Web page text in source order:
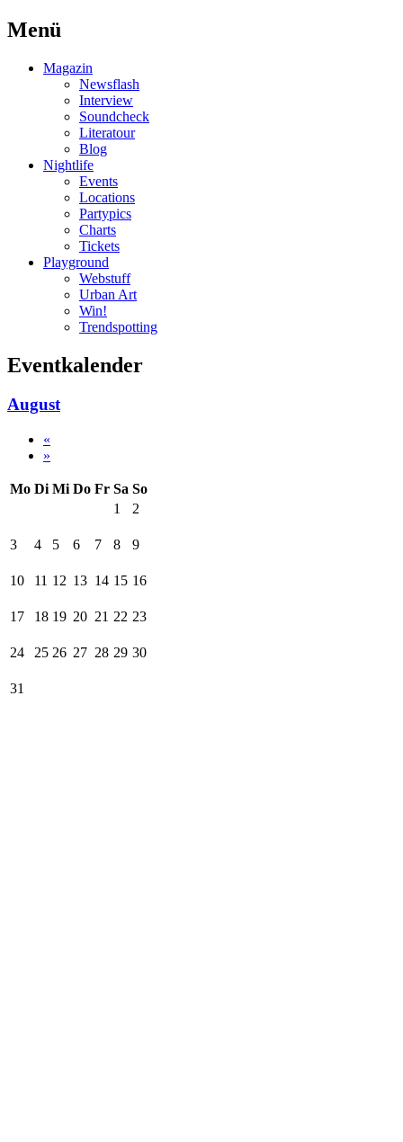
Menü
Magazin
Newsflash
Interview
Soundcheck
Literatour
Blog
Nightlife
Events
Locations
Partypics
Charts
Tickets
Playground
Webstuff
Urban Art
Win!
Trendspotting
Eventkalender
August
«
»
Mo Di Mi Do Fr Sa So
1
2
3 4 5 6 7 8 9
10 11 12 13 14 15 16
17 18 19 20 21 22 23
24 25 26 27 28 29 30
31